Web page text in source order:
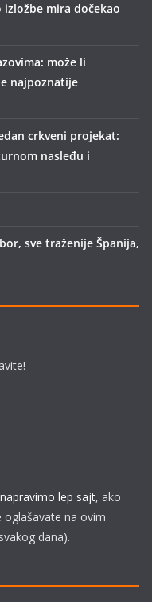
izložbe mira dočekao
može li
najpoznatije
crkveni projekat:
nasleđu i
sve traženije Španija,
napravimo lep sajt, ako
oglašavate na ovim
dana).